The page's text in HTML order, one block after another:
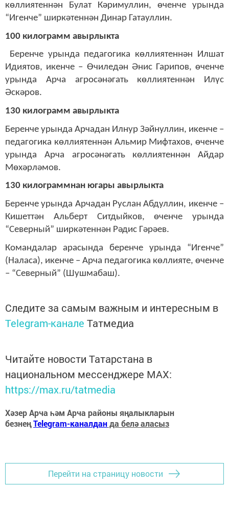
көллиятеннән Булат Кәримуллин, өченче урында
“Игенче” ширкәтеннән Динар Гатауллин.
100 килограмм авырлыкта
Беренче урында педагогика көллиятеннән Илшат
Идиятов, икенче – Өчиледән Әнис Гарипов, өченче
урында Арча агросәнәгать көллиятеннән Илүс
Әскәров.
130 килограмм авырлыкта
Беренче урында Арчадан Илнур Зәйнуллин, икенче –
педагогика көллиятеннән Альмир Мифтахов, өченче
урында Арча агросәнәгать көллиятеннән Айдар
Мөхәрләмов.
130 килограммнан югары авырлыкта
Беренче урында Арчадан Руслан Абдуллин, икенче –
Кишеттән Альберт Ситдыйков, өченче урында
“Северный” ширкәтеннән Рәдис Гәрәев.
Командалар арасында беренче урында “Игенче”
(Наласа), икенче – Арча педагогика көллияте, өченче
– “Северный” (Шушмабаш).
Следите за самым важным и интересным в
Telegram-канале Татмедиа
Читайте новости Татарстана в
национальном мессенджере MАХ:
https://max.ru/tatmedia
Хәзер Арча һәм Арча районы яңалыкларын
безнеңTelegram-каналданда белә аласыз
Перейти на страницу новости